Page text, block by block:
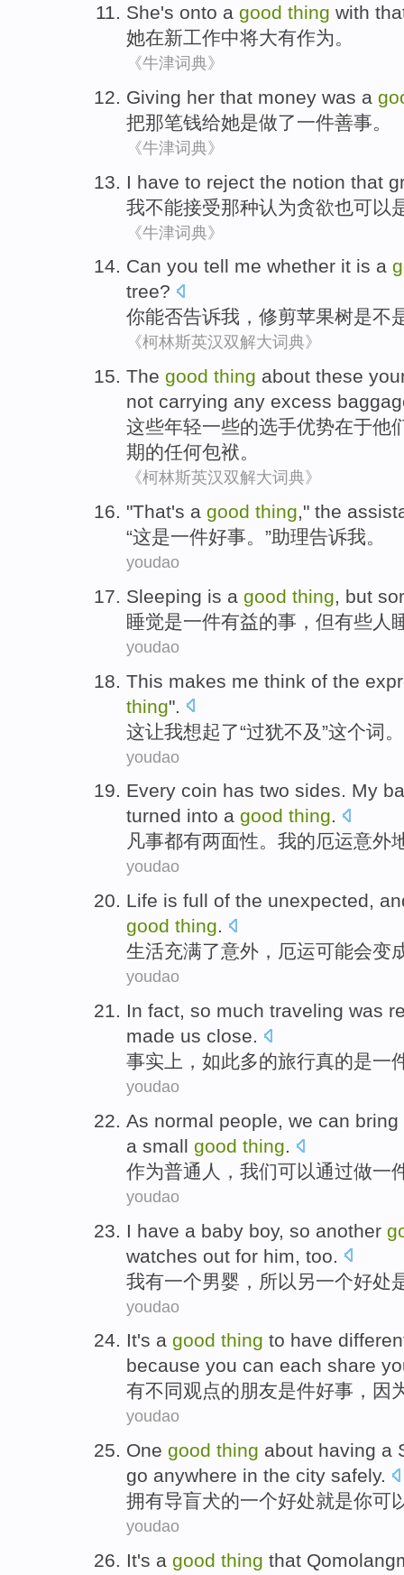
She's onto a good thing with
她在新工作中将大有作为。
《牛津词典》
Giving her that money was a
把那笔钱给她是做了一件善事。
《牛津词典》
I have to reject the notion that
我不能接受那种认为贪欲也可以
《牛津词典》
Can you tell me whether it is a
tree?
你能否告诉我 ， 修剪苹果树是不
《柯林斯英汉双解大词典》
The good thing about these
not carrying any excess
这些年轻一些的选手优势在于他
期的任何包袱。
《柯林斯英汉双解大词典》
"That's a good thing," the
“这是一件好事。”助理告诉我。
youdao
Sleeping is a good thing, but
睡觉是一件有益的事，但有些人
youdao
This makes me think of the
thing".
这让我想起了“过犹不及”这个词。
youdao
Every coin has two sides. My
turned into a good thing.
凡事都有两面性。我的厄运意外
youdao
Life is full of the unexpected,
good thing.
生活充满了意外，厄运可能会变
youdao
In fact, so much traveling was
made us close.
事实上，如此多的旅行真的是一
youdao
As normal people, we can
a small good thing.
作为普通人，我们可以通过做一
youdao
I have a baby boy, so another
watches out for him, too.
我有一个男婴，所以另一个好处
youdao
It's a good thing to have
because you can each share
有不同观点的朋友是件好事，因
youdao
One good thing about having a
go anywhere in the city safely.
拥有导盲犬的一个好处就是你可
youdao
It's a good thing that